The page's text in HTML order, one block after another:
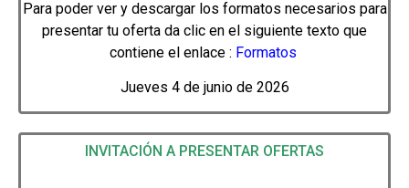
Para poder ver y descargar los formatos necesarios para
presentar tu oferta da clic en el siguiente texto que
contiene el enlace : Formatos
Jueves 4 de junio de 2026
INVITACIÓN A PRESENTAR OFERTAS